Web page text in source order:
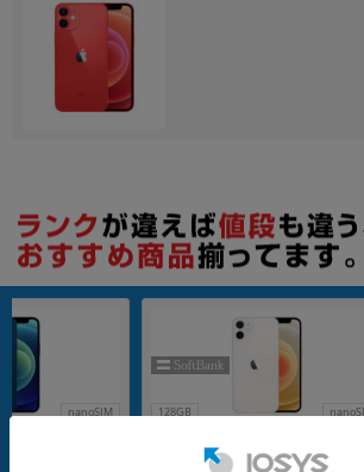
nanoSIM 128GB
ne12 mini A2398 (MGDM3J/A) 128G